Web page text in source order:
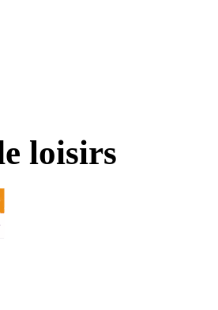
loisirs